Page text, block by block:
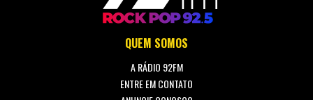
QUEM SOMOS
A RÁDIO 92FM